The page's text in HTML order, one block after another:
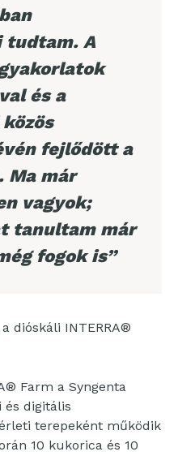
tudtam. A
és a
fejlődött a
Ma már
vagyok;
tanultam már
fogok is”
dióskáli INTERRA®
Farm a Syngenta
és digitális
terepeként működik
10 kukorica és 10